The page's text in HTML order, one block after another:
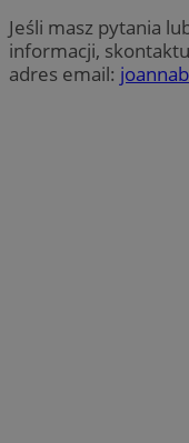
Jeśli masz pytania
informacji,
adres email: